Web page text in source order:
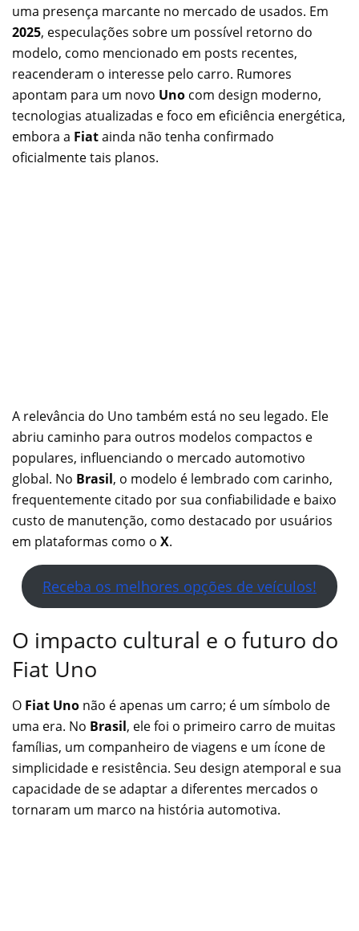
uma presença marcante no mercado de usados. Em
2025, especulações sobre um possível retorno do
modelo, como mencionado em posts recentes,
reacenderam o interesse pelo carro. Rumores
apontam para um novo Uno com design moderno,
tecnologias atualizadas e foco em eficiência energética,
embora a Fiatainda não tenha confirmado
oficialmente tais planos.
A relevância do Uno também está no seu legado. Ele
abriu caminho para outros modelos compactos e
populares, influenciando o mercado automotivo
global. No Brasil, o modelo é lembrado com carinho,
frequentemente citado por sua confiabilidade e baixo
custo de manutenção, como destacado por usuários
em plataformas como o X.
Receba os melhores opções de veículos!
O impacto cultural e o futuro do
Fiat Uno
O Fiat Uno não é apenas um carro; é um símbolo de
uma era. No Brasil, ele foi o primeiro carro de muitas
famílias, um companheiro de viagens e um ícone de
simplicidade e resistência. Seu design atemporal e sua
capacidade de se adaptar a diferentes mercados o
tornaram um marco na história automotiva.